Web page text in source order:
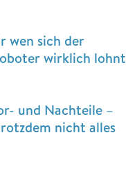
wen sich der
wirklich lohnt
und Nachteile –
nicht alles